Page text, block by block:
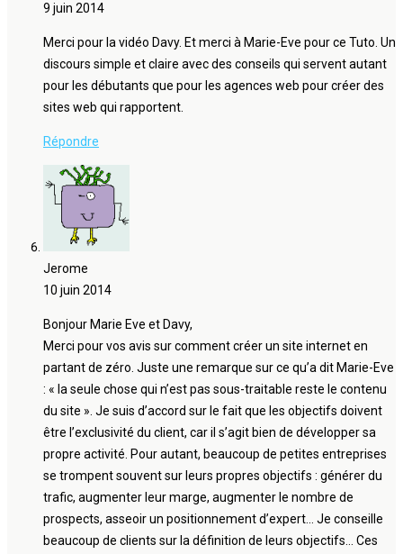
9 juin 2014
Merci pour la vidéo Davy. Et merci à Marie-Eve pour ce Tuto. Un
discours simple et claire avec des conseils qui servent autant
pour les débutants que pour les agences web pour créer des
sites web qui rapportent.
Répondre
Jerome
10 juin 2014
Bonjour Marie Eve et Davy,
Merci pour vos avis sur comment créer un site internet en
partant de zéro. Juste une remarque sur ce qu’a dit Marie-Eve
: « la seule chose qui n’est pas sous-traitable reste le contenu
du site ». Je suis d’accord sur le fait que les objectifs doivent
être l’exclusivité du client, car il s’agit bien de développer sa
propre activité. Pour autant, beaucoup de petites entreprises
se trompent souvent sur leurs propres objectifs : générer du
trafic, augmenter leur marge, augmenter le nombre de
prospects, asseoir un positionnement d’expert… Je conseille
beaucoup de clients sur la définition de leurs objectifs… Ces